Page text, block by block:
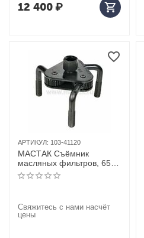
12 400₽
АРТИКУЛ: 103-41120
МАСТАК Съёмник
масляных фильтров, 65-
120 мм, 3-х захватный
Свяжитесь с нами насчёт
цены